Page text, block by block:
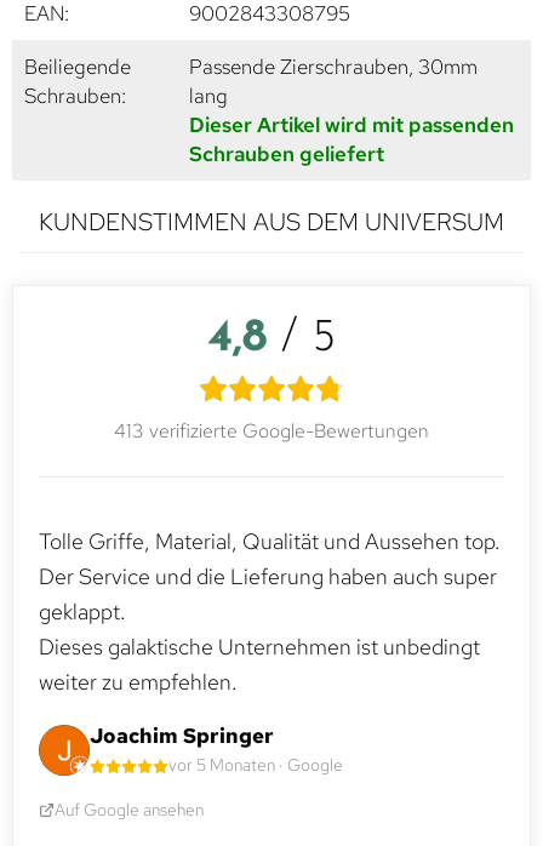
EAN:
9002843308795
Beiliegende
Schrauben:
Passende Zierschrauben, 30mm
lang
Dieser Artikel wird mit passenden
Schrauben geliefert
KUNDENSTIMMEN AUS DEM UNIVERSUM
4,8 / 5
413 verifizierte Google-Bewertungen
Tolle Griffe, Material, Qualität und Aussehen top.
Der Service und die Lieferung haben auch super
geklappt.
Dieses galaktische Unternehmen ist unbedingt
weiter zu empfehlen.
Joachim Springer
vor 5 Monaten · Google
Auf Google ansehen